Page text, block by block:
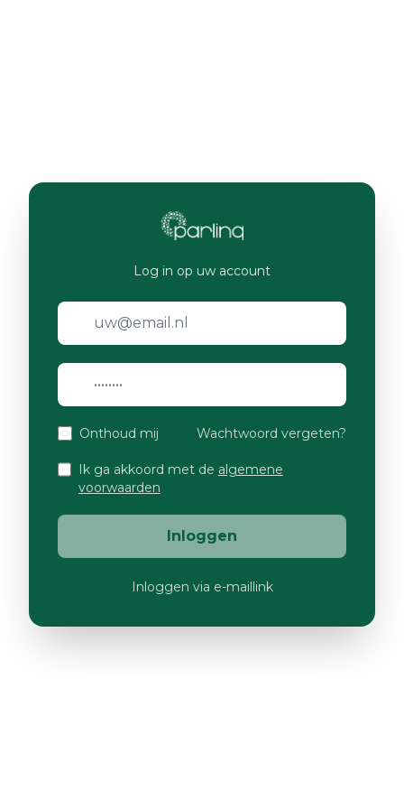
Log in op uw account
Onthoud mij Wachtwoord vergeten?
Ik ga akkoord met de algemene
voorwaarden
Inloggen
Inloggen via e-maillink